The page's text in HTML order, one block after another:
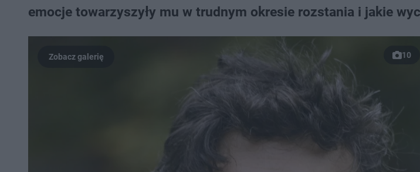
emocje towarzyszyły mu w trudnym okresie rozstania i jakie
10